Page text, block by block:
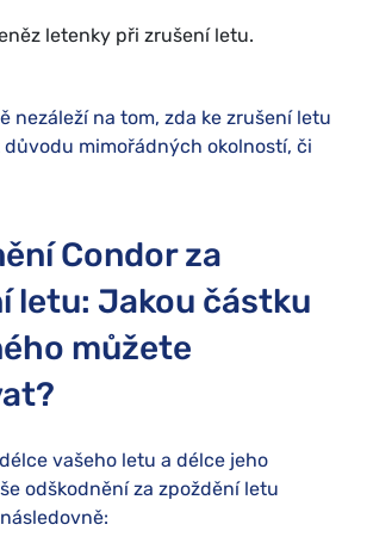
letenky při zrušení letu.
nezáleží na tom, zda ke zrušení letu
důvodu mimořádných okolností, či
Condor za
letu: Jakou částku
můžete
vašeho letu a délce jeho
odškodnění za zpoždění letu